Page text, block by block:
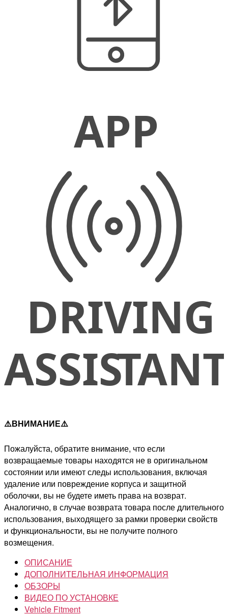
⚠️ВНИМАНИЕ⚠️
Пожалуйста, обратите внимание, что если
возвращаемые товары находятся не в оригинальном
состоянии или имеют следы использования, включая
удаление или повреждение корпуса и защитной
оболочки, вы не будете иметь права на возврат.
Аналогично, в случае возврата товара после длительного
использования, выходящего за рамки проверки свойств
и функциональности, вы не получите полного
возмещения.
ОПИСАНИЕ
ДОПОЛНИТЕЛЬНАЯ ИНФОРМАЦИЯ
ОБЗОРЫ
ВИДЕО ПО УСТАНОВКЕ
Vehicle Fitment